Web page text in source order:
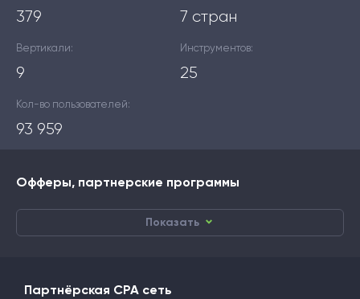
379 7 стран
Вертикали:
9
Инструментов:
25
Кол-во пользователей:
93 959
Офферы, партнерские программы
Показать
Партнёрская CPA сеть